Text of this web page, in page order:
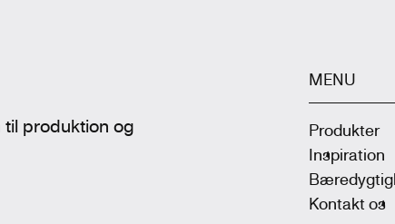
produktion og
MENU
Produkter
Inspiration
Kontakt os